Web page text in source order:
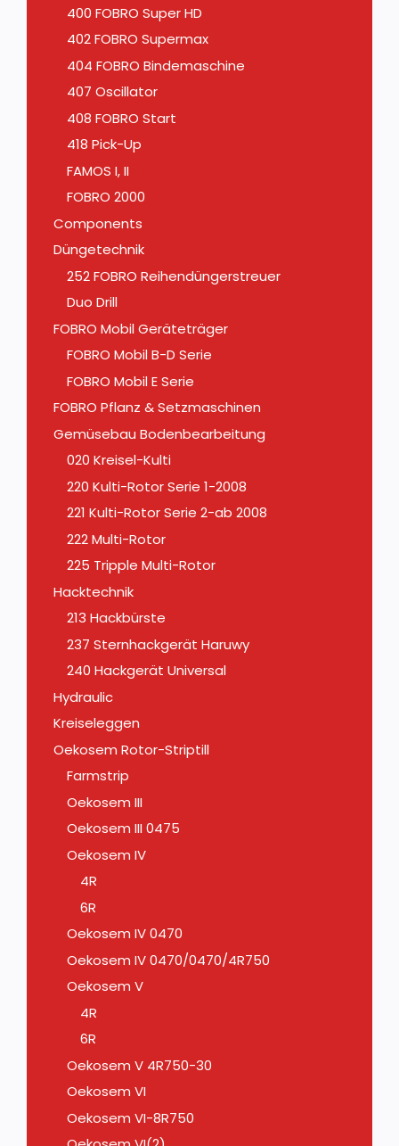
400 FOBRO Super HD
402 FOBRO Supermax
404 FOBRO Bindemaschine
407 Oscillator
408 FOBRO Start
418 Pick-Up
FAMOS I, II
FOBRO 2000
Components
Düngetechnik
252 FOBRO Reihendüngerstreuer
Duo Drill
FOBRO Mobil Geräteträger
FOBRO Mobil B-D Serie
FOBRO Mobil E Serie
FOBRO Pflanz & Setzmaschinen
Gemüsebau Bodenbearbeitung
020 Kreisel-Kulti
220 Kulti-Rotor Serie 1-2008
221 Kulti-Rotor Serie 2-ab 2008
222 Multi-Rotor
225 Tripple Multi-Rotor
Hacktechnik
213 Hackbürste
237 Sternhackgerät Haruwy
240 Hackgerät Universal
Hydraulic
Kreiseleggen
Oekosem Rotor-Striptill
Farmstrip
Oekosem III
Oekosem III 0475
Oekosem IV
4R
6R
Oekosem IV 0470
Oekosem IV 0470/0470/4R750
Oekosem V
4R
6R
Oekosem V 4R750-30
Oekosem VI
Oekosem VI-8R750